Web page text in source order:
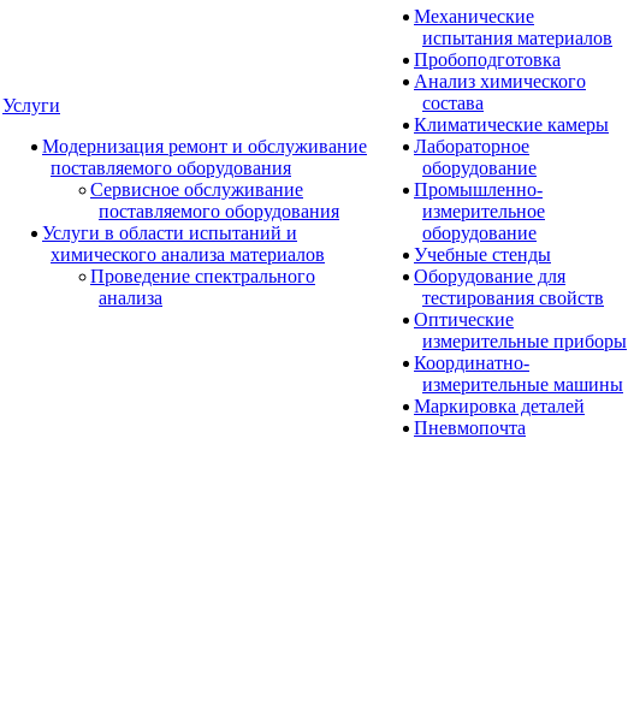
Услуги
Модернизация ремонт и обслуживание
поставляемого оборудования
Сервисное обслуживание
поставляемого оборудования
Услуги в области испытаний и
химического анализа материалов
Проведение спектрального
анализа
Механические
испытания материалов
Пробоподготовка
Анализ химического
состава
Климатические камеры
Лабораторное
оборудование
Промышленно-
измерительное
оборудование
Учебные стенды
Оборудование для
тестирования свойств
Оптические
измерительные приборы
Координатно-
измерительные машины
Маркировка деталей
Пневмопочта